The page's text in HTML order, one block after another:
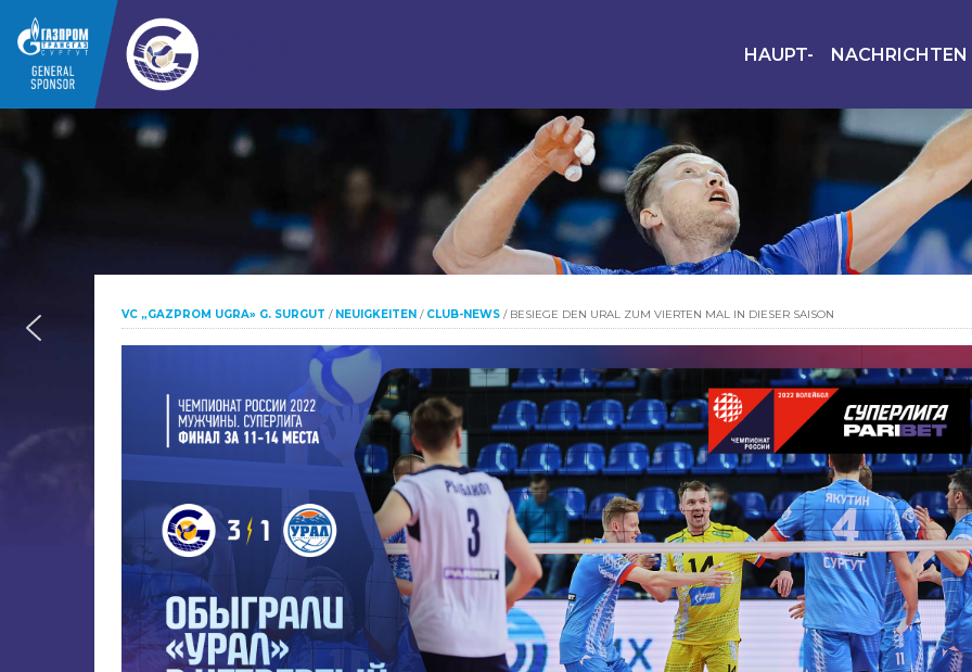
HAUPT- NACHRICHTEN
VC „GAZPROM UGRA» G. SURGUT / NEUIGKEITEN / CLUB-NEWS / BESIEGE DEN URAL ZUM VIERTEN MAL IN DIESER SAISON